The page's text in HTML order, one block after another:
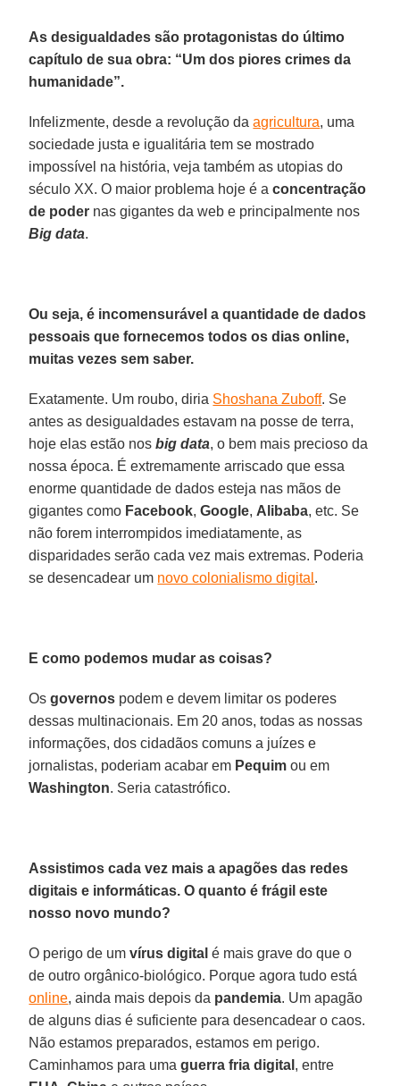
As desigualdades são protagonistas do último
capítulo de sua obra: “Um dos piores crimes da
humanidade”.
Infelizmente, desde a revolução daagricultura, uma
sociedade justa e igualitária tem se mostrado
impossível na história, veja também as utopias do
século XX. O maior problema hoje é aconcentração
de poder nas gigantes da web e principalmente nos
Big data.
Ou seja, é incomensurável a quantidade de dados
pessoais que fornecemos todos os dias online,
muitas vezes sem saber.
Exatamente. Um roubo, diria Shoshana Zuboff. Se
antes as desigualdades estavam na posse de terra,
hoje elas estão nosbig data, o bem mais precioso da
nossa época. É extremamente arriscado que essa
enorme quantidade de dados esteja nas mãos de
gigantes como Facebook,Google, Alibaba, etc. Se
não forem interrompidos imediatamente, as
disparidades serão cada vez mais extremas. Poderia
se desencadear um novo colonialismo digital .
E como podemos mudar as coisas?
Osgovernos podem e devem limitar os poderes
dessas multinacionais. Em 20 anos, todas as nossas
informações, dos cidadãos comuns a juízes e
jornalistas, poderiam acabar em Pequim ou em
Washington. Seria catastrófico.
Assistimos cada vez mais a apagões das redes
digitais e informáticas. O quanto é frágil este
nosso novo mundo?
O perigo de umvírus digital é mais grave do que o
de outro orgânico-biológico. Porque agora tudo está
online, ainda mais depois da pandemia. Um apagão
de alguns dias é suficiente para desencadear o caos.
Não estamos preparados, estamos em perigo.
Caminhamos para umaguerra fria digital , entre